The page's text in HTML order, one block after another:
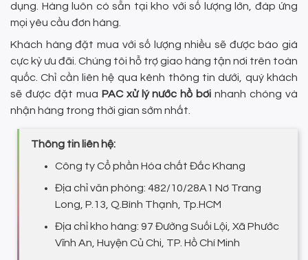
dụng. Hàng luôn có sẵn tại kho với số lượng lớn, đáp ứng
mọi yêu cầu đơn hàng.
Khách hàng đặt mua với số lượng nhiều sẽ được báo giá
cực kỳ ưu đãi. Chúng tôi hỗ trợ giao hàng tận nơi trên toàn
quốc. Chỉ cần liên hệ qua kênh thông tin dưới, quý khách
sẽ được đặt mua PAC xử lý nước hồ bơi nhanh chóng và
nhận hàng trong thời gian sớm nhất.
Thông tin liên hệ:
Công ty Cổ phần Hóa chất Đắc Khang
Địa chỉ văn phòng: 482/10/28A1 Nơ Trang
Long, P.13, Q.Bình Thạnh, Tp.HCM
Địa chỉ kho hàng: 97 Đường Suối Lội, Xã Phước
Vĩnh An, Huyện Củ Chi, TP. Hồ Chí Minh